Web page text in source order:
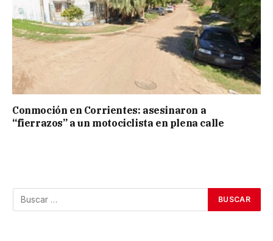
Conmoción en Corrientes: asesinaron a
“fierrazos” a un motociclista en plena calle